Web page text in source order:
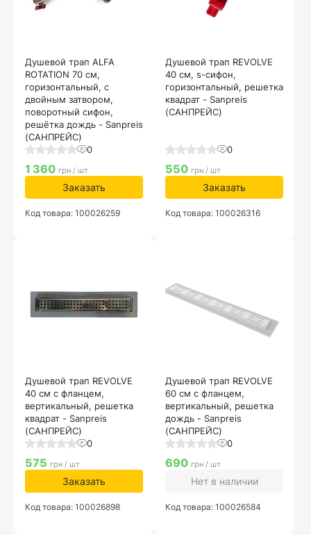
Душевой трап ALFA
ROTATION 70 см,
горизонтальный, с
двойным затвором,
поворотный сифон,
решётка дождь - Sanpreis
(САНПРЕЙС)
0
1 360 грн / шт
Заказать
Код товара: 100026259
Душевой трап REVOLVE
40 см, s-сифон,
горизонтальный, решетка
квадрат - Sanpreis
(САНПРЕЙС)
0
550 грн / шт
Заказать
Код товара: 100026316
Душевой трап REVOLVE
40 см с фланцем,
вертикальный, решетка
квадрат - Sanpreis
(САНПРЕЙС)
0
575 грн / шт
Заказать
Код товара: 100026898
Душевой трап REVOLVE
60 см с фланцем,
вертикальный, решетка
дождь - Sanpreis
(САНПРЕЙС)
0
690 грн / шт
Нет в наличии
Код товара: 100026584